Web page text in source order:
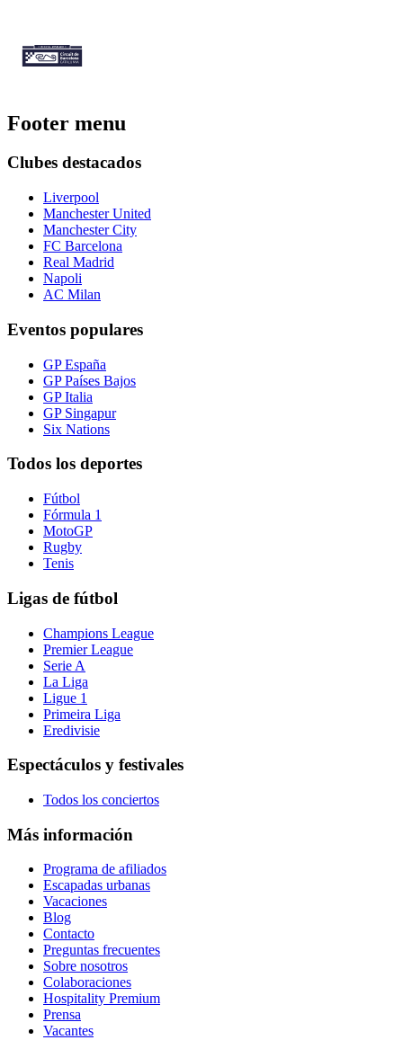
Footer menu
Clubes destacados
Liverpool
Manchester United
Manchester City
FC Barcelona
Real Madrid
Napoli
AC Milan
Eventos populares
GP España
GP Países Bajos
GP Italia
GP Singapur
Six Nations
Todos los deportes
Fútbol
Fórmula 1
MotoGP
Rugby
Tenis
Ligas de fútbol
Champions League
Premier League
Serie A
La Liga
Ligue 1
Primeira Liga
Eredivisie
Espectáculos y festivales
Todos los conciertos
Más información
Programa de afiliados
Escapadas urbanas
Vacaciones
Blog
Contacto
Preguntas frecuentes
Sobre nosotros
Colaboraciones
Hospitality Premium
Prensa
Vacantes